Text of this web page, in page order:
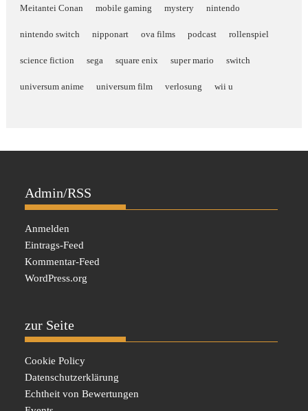
Meitantei Conan mobile gaming mystery nintendo
nintendo switch nipponart ova films podcast rollenspiel
science fiction sega square enix super mario switch
universum anime universum film verlosung wii u
Admin/RSS
Anmelden
Eintrags-Feed
Kommentar-Feed
WordPress.org
zur Seite
Cookie Policy
Datenschutzerklärung
Echtheit von Bewertungen